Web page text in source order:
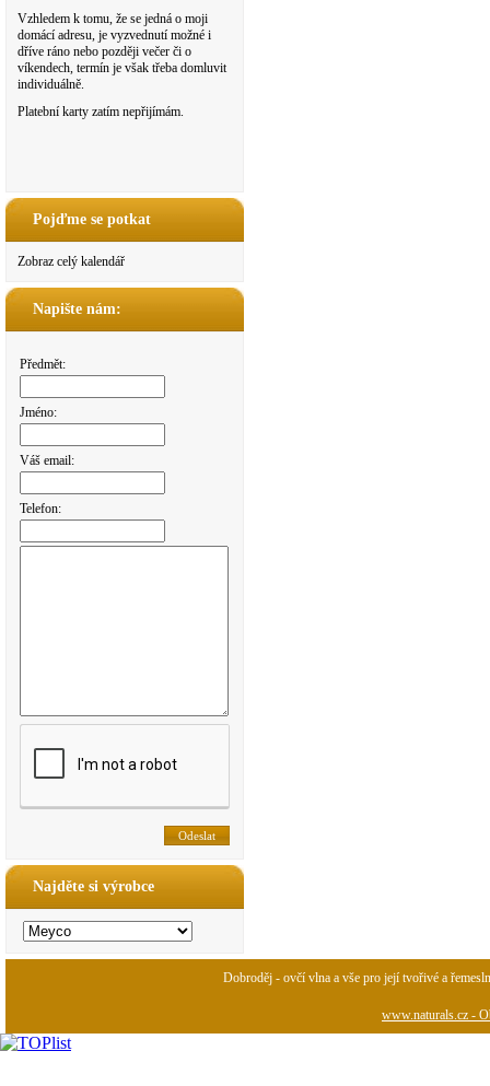
Vzhledem k tomu, že se jedná o moji
domácí adresu, je vyzvednutí možné i
dříve ráno nebo později večer či o
víkendech, termín je však třeba domluvit
individuálně.
Platební karty zatím nepřijímám.
Pojďme se potkat
Zobraz celý kalendář
Napište nám:
Předmět:
Jméno:
Váš email:
Telefon:
Najděte si výrobce
Dobroděj - ovčí vlna a vše pro její tvořivé a
www.naturals.cz -